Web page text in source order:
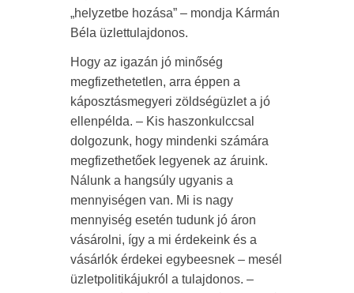
„helyzetbe hozása” – mondja Kármán
Béla üzlettulajdonos.
Hogy az igazán jó minőség
megfizethetetlen, arra éppen a
káposztásmegyeri zöldségüzlet a jó
ellenpélda. – Kis haszonkulccsal
dolgozunk, hogy mindenki számára
megfizethetőek legyenek az áruink.
Nálunk a hangsúly ugyanis a
mennyiségen van. Mi is nagy
mennyiség esetén tudunk jó áron
vásárolni, így a mi érdekeink és a
vásárlók érdekei egybeesnek – mesél
üzletpolitikájukról a tulajdonos. –